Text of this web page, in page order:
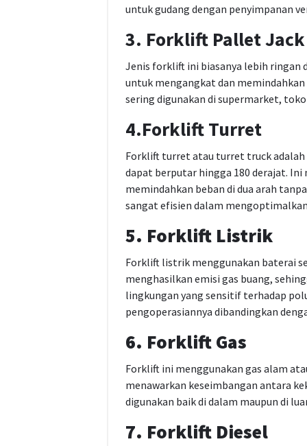
untuk gudang dengan penyimpanan
3. Forklift Pallet Jack
Jenis forklift ini biasanya lebih ringan
untuk mengangkat dan
sering digunakan di supermarket,
4.Forklift Turret
Forklift turret atau turret truck adalah
dapat berputar hingga 180 derajat.
memindahkan beban di dua arah
sangat efisien dalam
5. Forklift Listrik
Forklift listrik menggunakan baterai
menghasilkan emisi gas buang,
lingkungan yang sensitif terhadap
pengoperasiannya dibandingkan
6. Forklift Gas
Forklift ini menggunakan gas alam
menawarkan keseimbangan antara
digunakan baik di dalam maupun di
7. Forklift Diesel